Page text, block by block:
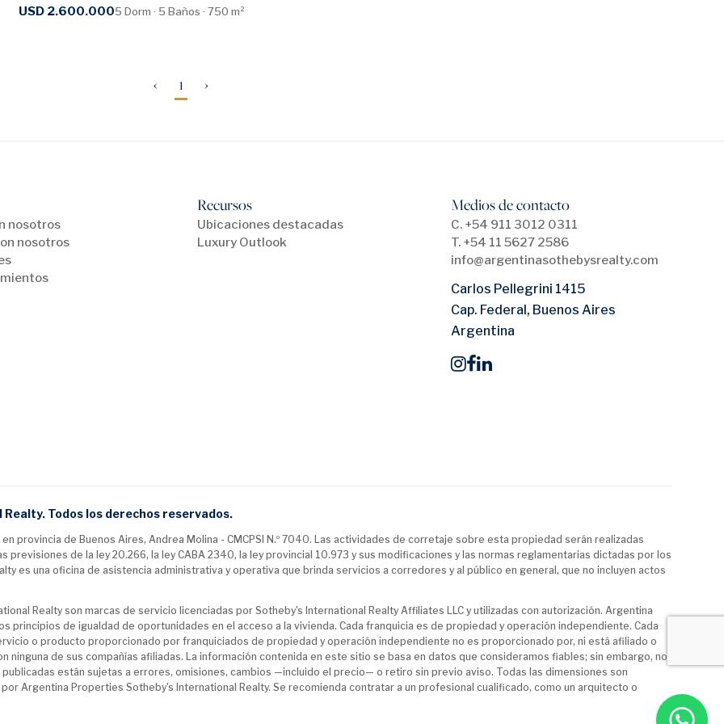
USD 2.600.0005 Dorm · 5 Baños · 750 m²
‹ 1 ›
nosotros
nosotros
Recursos
Ubicaciones destacadas
Luxury Outlook
Medios de contacto
C. +54 911 3012 0311
T. +54 11 5627 2586
info@argentinasothebysrealty.com
Carlos Pellegrini 1415
Cap. Federal, Buenos Aires
Argentina
Todos los derechos reservados.
en provincia de Buenos Aires, Andrea Molina - CMCPSI N.º 7040. Las actividades de corretaje sobre esta propiedad serán realizadas
de la ley 20.266, la ley CABA 2340, la ley provincial 10.973 y sus modificaciones y las normas reglamentarias dictadas por los
es una oficina de asistencia administrativa y operativa que brinda servicios a corredores y al público en general, que no incluyen actos
Realty son marcas de servicio licenciadas por Sotheby's International Realty Affiliates LLC y utilizadas con autorización. Argentina
principios de igualdad de oportunidades en el acceso a la vivienda. Cada franquicia es de propiedad y operación independiente. Cada
o producto proporcionado por franquiciados de propiedad y operación independiente no es proporcionado por, ni está afiliado o
ninguna de sus compañías afiliadas. La información contenida en este sitio se basa en datos que consideramos fiables; sin embargo, no
están sujetas a errores, omisiones, cambios —incluido el precio— o retiro sin previo aviso. Todas las dimensiones son
Argentina Properties Sotheby's International Realty. Se recomienda contratar a un profesional cualificado, como un arquitecto o